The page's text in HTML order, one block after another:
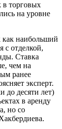
в торговых
на уровне
наибольший
с отделкой,
Ставка
чем на
ранее
эксперт.
до десяти лет)
в аренду
но со